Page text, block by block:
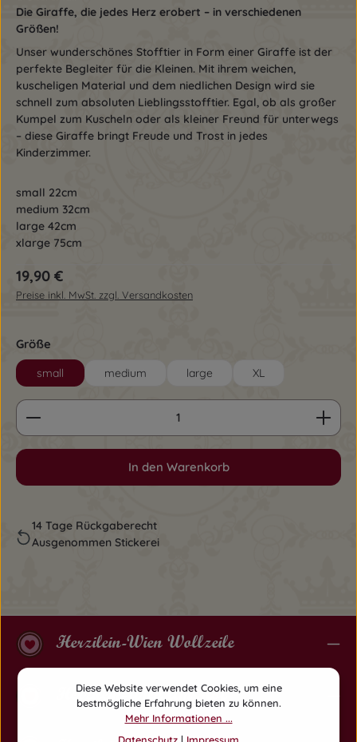
Die Giraffe, die jedes Herz erobert – in verschiedenen
Größen!
Unser wunderschönes Stofftier in Form einer Giraffe ist der
perfekte Begleiter für die Kleinen. Mit ihrem weichen,
kuscheligen Material und dem niedlichen Design wird sie
schnell zum absoluten Lieblingsstofftier. Egal, ob als großer
Kumpel zum Kuscheln oder als kleiner Freund für unterwegs
– diese Giraffe bringt Freude und Trost in jedes
Kinderzimmer.
small 22cm
medium 32cm
large 42cm
xlarge 75cm
Regulärer Preis:
19,90 €
Preise inkl. MwSt. zzgl. Versandkosten
Größe
small medium large XL
Produkt Anzahl: Gib den gewünschten Wert ein
In den Warenkorb
14 Tage Rückgaberecht
Ausgenommen Stickerei
Herzilein-Wien Wollzeile
Herzilein-Wien Am Hof
Diese Website verwendet Cookies, um eine
bestmögliche Erfahrung bieten zu können.
Mehr Informationen ...
Datenschutz | Impressum